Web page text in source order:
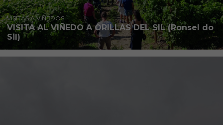
VISITAS A VIÑEDOS
VISITA AL VIÑEDO A ORILLAS DEL SIL (Ronsel do
Sil)